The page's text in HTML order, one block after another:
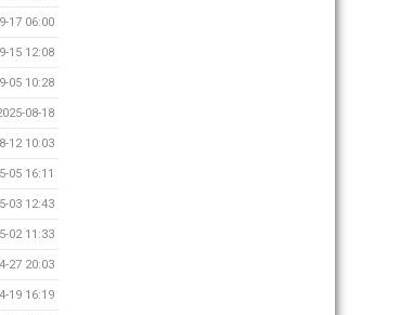
17 06:00
15 12:08
05 10:28
08-18
12 10:03
05 16:11
03 12:43
02 11:33
27 20:03
19 16:19